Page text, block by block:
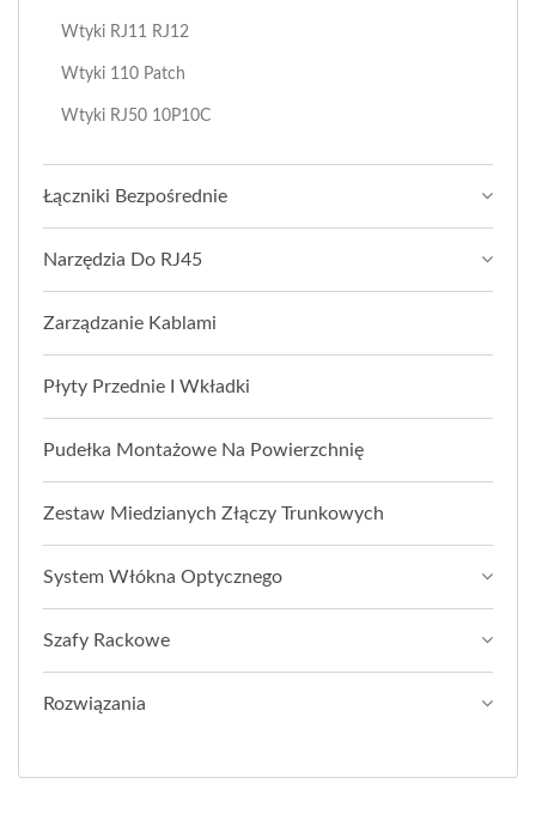
Wtyki RJ11 RJ12
Wtyki 110 Patch
Wtyki RJ50 10P10C
Łączniki Bezpośrednie
Narzędzia Do RJ45
Zarządzanie Kablami
Płyty Przednie I Wkładki
Pudełka Montażowe Na Powierzchnię
Zestaw Miedzianych Złączy Trunkowych
System Włókna Optycznego
Szafy Rackowe
Rozwiązania